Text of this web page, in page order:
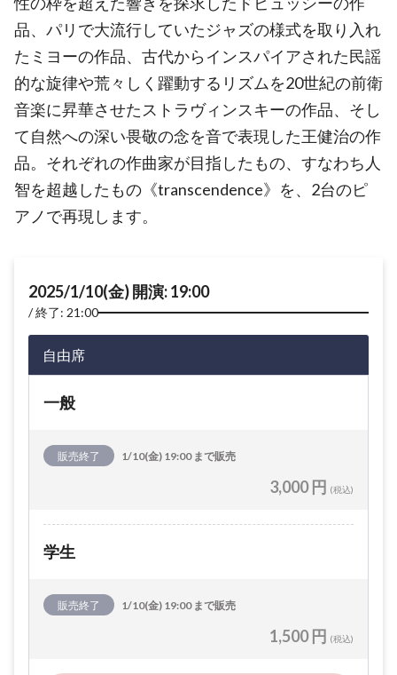
品、パリで大流行していたジャズの様式を取り入れ
たミヨーの作品、古代からインスパイアされた民謡
的な旋律や荒々しく躍動するリズムを20世紀の前衛
音楽に昇華させたストラヴィンスキーの作品、そし
て自然への深い畏敬の念を音で表現した王健治の作
品。それぞれの作曲家が目指したもの、すなわち人
智を超越したもの《transcendence》を、2台のピ
アノで再現します。
2025/1/10(金) 開演: 19:00
終了: 21:00
自由席
一般
販売終了 1/10(金) 19:00 まで販売
3,000 円 (税込)
学生
販売終了 1/10(金) 19:00 まで販売
1,500 円 (税込)